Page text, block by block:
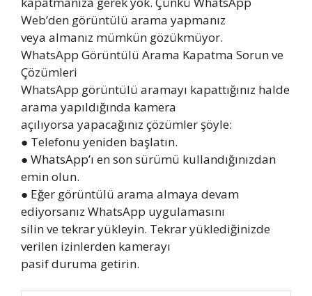
Web’den görüntülü arama yapmanız
veya almanız mümkün gözükmüyor.
WhatsApp Görüntülü Arama Kapatma Sorun ve
Çözümleri
WhatsApp görüntülü aramayı kapattığınız halde
arama yapıldığında kamera
açılıyorsa yapacağınız çözümler şöyle:
● Telefonu yeniden başlatın.
● WhatsApp’ı en son sürümü kullandığınızdan
emin olun.
● Eğer görüntülü arama almaya devam
ediyorsanız WhatsApp uygulamasını
silin ve tekrar yükleyin. Tekrar yüklediğinizde
verilen izinlerden kamerayı
pasif duruma getirin.